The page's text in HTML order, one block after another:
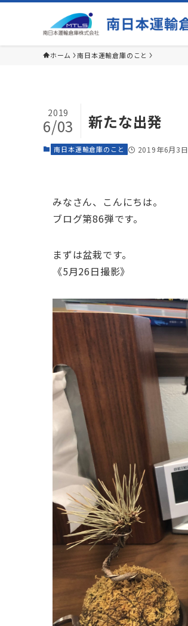
ホーム 南日本運輸倉庫のこと
新たな出発
2019
6/03
南日本運輸倉庫のこと 2019年6月3日
みなさん、こんにちは。
ブログ第86弾です。
まずは盆栽です。
《5月26日撮影》